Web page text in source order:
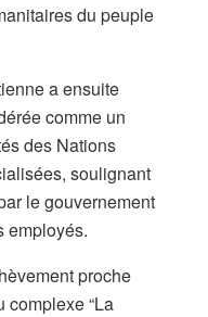
du peuple
a ensuite
comme un
des Nations
soulignant
le gouvernement
employés.
proche
complexe “La